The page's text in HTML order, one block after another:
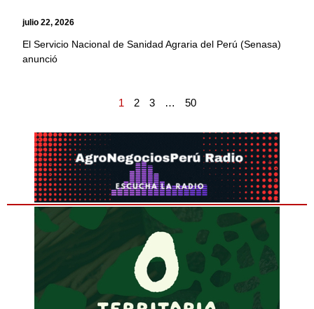
julio 22, 2026
El Servicio Nacional de Sanidad Agraria del Perú (Senasa)
anunció
1 2 3 … 50